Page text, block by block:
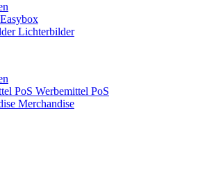
Easybox
Lichterbilder
Werbemittel PoS
Merchandise